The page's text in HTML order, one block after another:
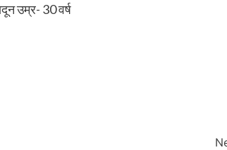
उम्र- 30 वर्ष